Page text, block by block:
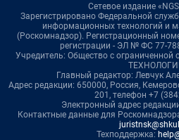
Сетевое издание
Зарегистрировано Федеральной
информационных технологий и
(Роскомнадзор). Регистрационный
регистрации - ЭЛ № ФС 77-
Учредитель: Общество с
Главный редактор: Левчук
Адрес редакции: 650000, Россия,
201, телефон +7
Электронный адрес
Контактные данные для
Техподдержка: